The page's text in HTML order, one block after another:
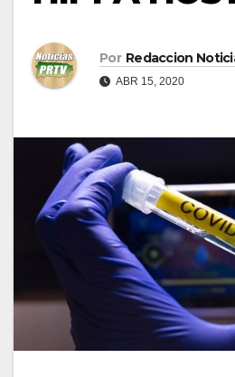
Por Redaccion
ABR 15, 2020